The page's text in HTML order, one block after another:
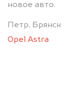
новое авто.
Петр, Брянск
Opel Astra